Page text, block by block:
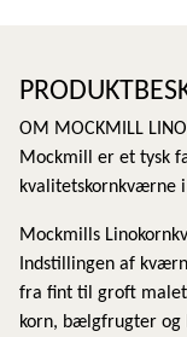
OM MOCKMILL
Mockmill er et tysk
kvalitetskornkværne
Mockmills
Indstillingen af
fra fint til groft
korn, bælgfrugter og